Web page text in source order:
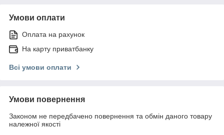
Умови оплати
Оплата на рахунок
На карту приватбанку
Всі умови оплати
Умови повернення
Законом не передбачено повернення та обмін даного товару
належної якості